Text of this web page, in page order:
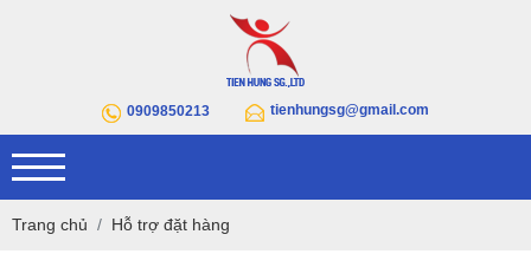
0909850213 tienhungsg@gmail.com
Trang chủ Hỗ trợ đặt hàng